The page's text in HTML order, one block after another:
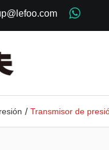
Transmisor de